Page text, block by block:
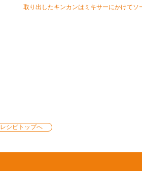
取り出したキンカンはミキサーにかけて
レシピトップへ